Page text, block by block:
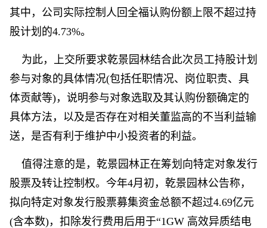
其中，公司实际控制人回全福认购份额上限不超过持
股计划的4.73%。
为此，上交所要求乾景园林结合此次员工持股计划
参与对象的具体情况(包括任职情况、岗位职责、具
体贡献等)，说明参与对象选取及其认购份额确定的
具体方法，以及是否存在对相关董监高的不当利益输
送，是否有利于维护中小投资者的利益。
值得注意的是，乾景园林正在筹划向特定对象发行
股票及转让控制权。今年4月初，乾景园林公告称，
拟向特定对象发行股票募集资金总额不超过4.69亿元
(含本数)，扣除发行费用后用于“1GW 高效异质结电